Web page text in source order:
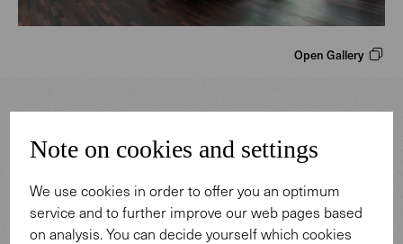
Open Gallery
Design: EOOS.
Note on cookies and settings
We use cookies in order to offer you an optimum
service and to further improve our web pages based
on analysis. You can decide yourself which cookies